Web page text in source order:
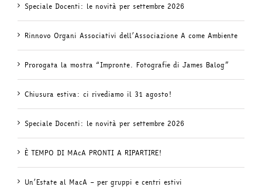
Speciale Docenti: le novità per settembre 2026
Rinnovo Organi Associativi dell’Associazione A come Ambiente
Prorogata la mostra “Impronte. Fotografie di James Balog”
Chiusura estiva: ci rivediamo il 31 agosto!
Speciale Docenti: le novità per settembre 2026
È TEMPO DI MAcA PRONTI A RIPARTIRE!
Un’Estate al MacA – per gruppi e centri estivi